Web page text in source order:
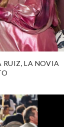
RUIZ, LA NOVIA